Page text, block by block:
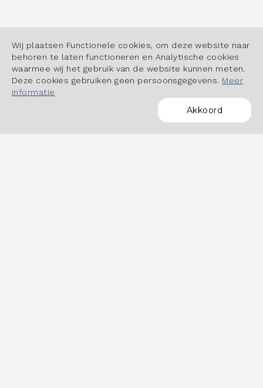
Wij plaatsen Functionele cookies, om deze website naar
behoren te laten functioneren en Analytische cookies
waarmee wij het gebruik van de website kunnen meten.
Deze cookies gebruiken geen persoonsgegevens. Meer
informatie
Akkoord
POWERED BY